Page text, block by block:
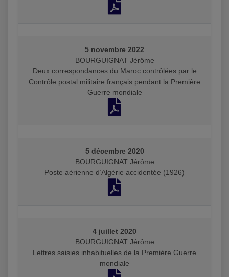
5 novembre 2022
BOURGUIGNAT Jérôme
Deux correspondances du Maroc contrôlées par le
Contrôle postal militaire français pendant la Première
Guerre mondiale
5 décembre 2020
BOURGUIGNAT Jérôme
Poste aérienne d’Algérie accidentée (1926)
4 juillet 2020
BOURGUIGNAT Jérôme
Lettres saisies inhabituelles de la Première Guerre
mondiale